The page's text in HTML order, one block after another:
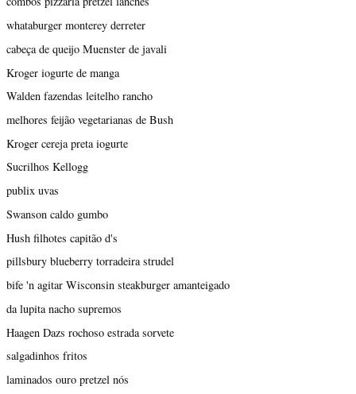
whataburger monterey derreter
cabeça de queijo Muenster de javali
Kroger iogurte de manga
Walden fazendas leitelho rancho
melhores feijão vegetarianas de Bush
Kroger cereja preta iogurte
Sucrilhos Kellogg
publix uvas
Swanson caldo gumbo
Hush filhotes capitão d's
pillsbury blueberry torradeira strudel
bife 'n agitar Wisconsin steakburger amanteigado
da lupita nacho supremos
Haagen Dazs rochoso estrada sorvete
salgadinhos fritos
laminados ouro pretzel nós